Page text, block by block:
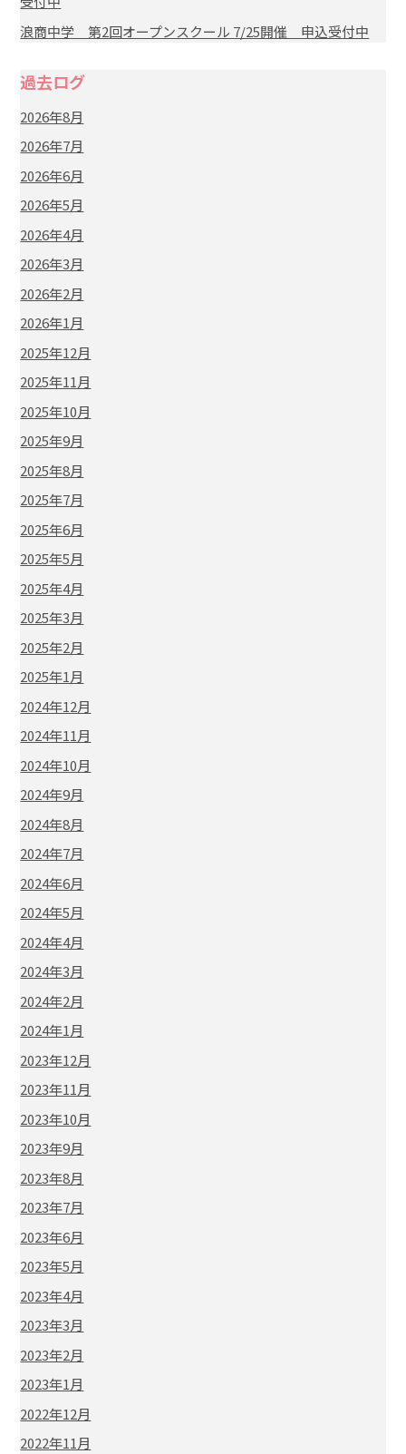
浪商中学 第2回オープンスクール 7/25開催 申込受付中
過去ログ
2026年8月
2026年7月
2026年6月
2026年5月
2026年4月
2026年3月
2026年2月
2026年1月
2025年12月
2025年11月
2025年10月
2025年9月
2025年8月
2025年7月
2025年6月
2025年5月
2025年4月
2025年3月
2025年2月
2025年1月
2024年12月
2024年11月
2024年10月
2024年9月
2024年8月
2024年7月
2024年6月
2024年5月
2024年4月
2024年3月
2024年2月
2024年1月
2023年12月
2023年11月
2023年10月
2023年9月
2023年8月
2023年7月
2023年6月
2023年5月
2023年4月
2023年3月
2023年2月
2023年1月
2022年12月
2022年11月